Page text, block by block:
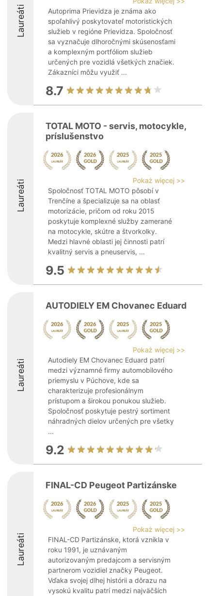
Laureáti
Autoprima Prievidza je známa ako
spoľahlivý poskytovateľ motoristických
služieb v regióne Prievidza. Spoločnosť
sa vyznačuje dlhoročnými skúsenosťami
a komplexným portfóliom služieb
určených pre vozidlá všetkých značiek.
Zákazníci môžu využiť ...
8.7
Laureáti
TOTAL MOTO - servis, motocykle,
príslušenstvo
Pokaż więcej >>
Spoločnosť TOTAL MOTO pôsobí v
Trenčíne a špecializuje sa na oblasť
motorizácie, pričom od roku 2015
poskytuje komplexné služby zamerané
na motocykle, skútre a štvorkolky.
Medzi hlavné oblasti jej činnosti patrí
kvalitný servis a pneuservis, ...
9.5
Laureáti
AUTODIELY EM Chovanec Eduard
Pokaż więcej >>
Autodiely EM Chovanec Eduard patrí
medzi významné firmy automobilového
priemyslu v Púchove, kde sa
charakterizuje profesionálnym
prístupom a širokou ponukou služieb.
Spoločnosť poskytuje pestrý sortiment
náhradných dielov určených pre všetky
...
9.2
Laureáti
FINAL-CD Peugeot Partizánske
Pokaż więcej >>
FINAL-CD Partizánske, ktorá vznikla v
roku 1991, je uznávaným
autorizovaným predajcom a servisným
partnerom vozidiel značky Peugeot.
Vďaka svojej dlhej histórii a dôrazu na
vysokú kvalitu patrí medzi najväčších